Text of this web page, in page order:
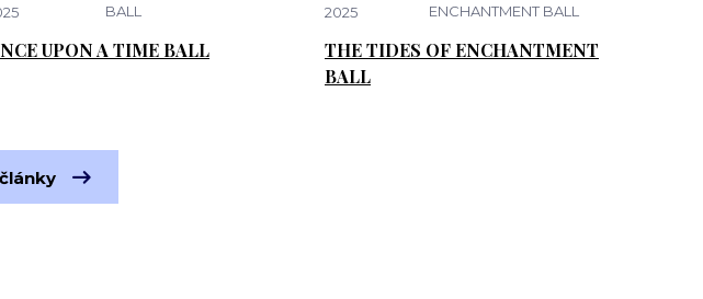
BALL
UPON A TIME BALL
2025
ENCHANTMENT BALL
THE TIDES OF ENCHANTMENT
BALL